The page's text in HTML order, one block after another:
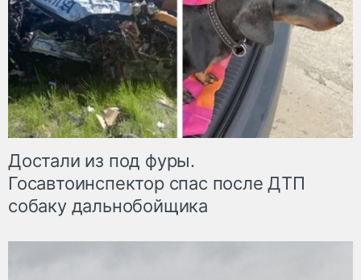
Достали из под фуры.
Госавтоинспектор спас после ДТП
собаку дальнобойщика